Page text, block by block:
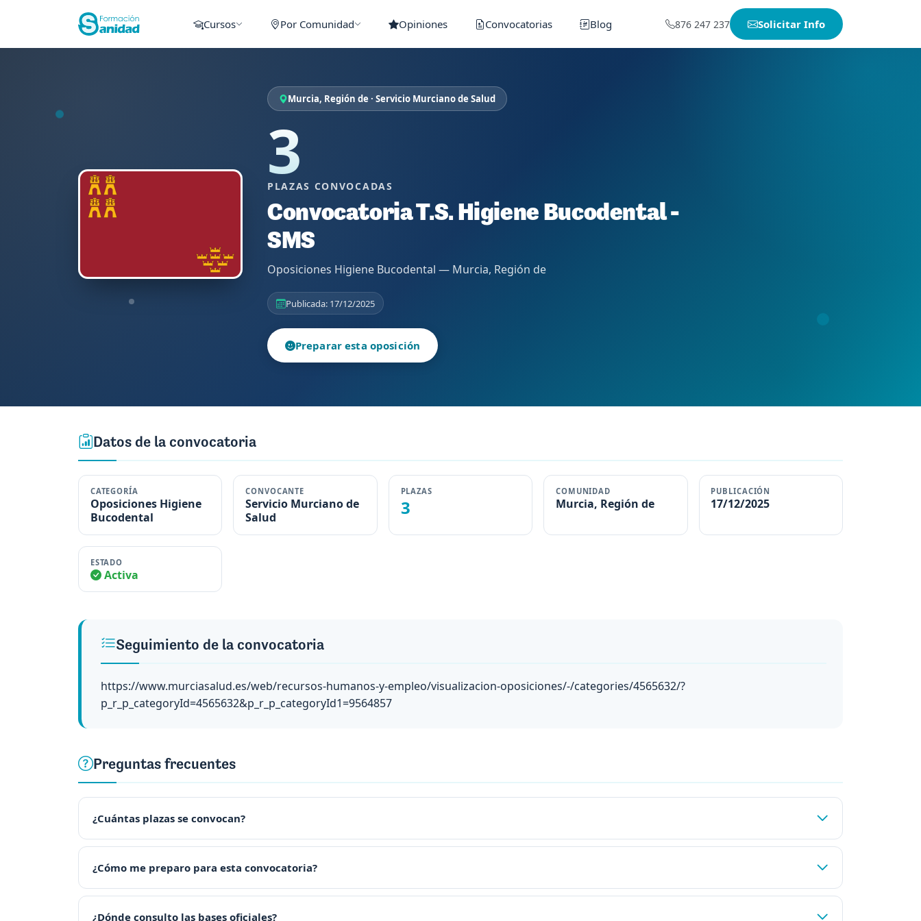
Cursos Por Comunidad Opiniones Convocatorias Blog 876 247 237 Solicitar Info
Murcia, Región de · Servicio Murciano de Salud
3
PLAZAS CONVOCADAS
Convocatoria T.S. Higiene Bucodental -
SMS
Oposiciones Higiene Bucodental — Murcia, Región de
Publicada: 17/12/2025
Preparar esta oposición
Datos de la convocatoria
CATEGORÍA
Oposiciones Higiene
Bucodental
CONVOCANTE
Servicio Murciano de
Salud
PLAZAS
3
COMUNIDAD
Murcia, Región de
PUBLICACIÓN
17/12/2025
ESTADO
Activa
Seguimiento de la convocatoria
https://www.murciasalud.es/web/recursos-humanos-y-empleo/visualizacion-oposiciones/-/categories/4565632/?
p_r_p_categoryId=4565632&p_r_p_categoryId1=9564857
Preguntas frecuentes
¿Cuántas plazas se convocan?
¿Cómo me preparo para esta convocatoria?
¿Dónde consulto las bases oficiales?